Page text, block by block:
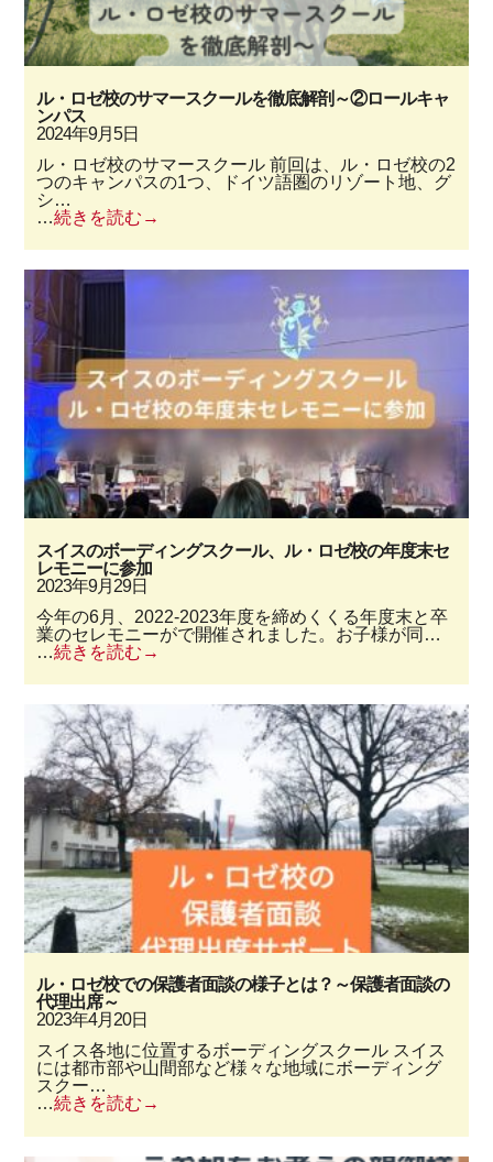
ル・ロゼ校のサマースクールを徹底解剖～②ロールキャ
ンパス
2024年9月5日
ル・ロゼ校のサマースクール 前回は、ル・ロゼ校の2
つのキャンパスの1つ、ドイツ語圏のリゾート地、グ
シ…
…続きを読む
スイスのボーディングスクール、ル・ロゼ校の年度末セ
レモニーに参加
2023年9月29日
今年の6月、2022-2023年度を締めくくる年度末と卒
業のセレモニーがで開催されました。お子様が同…
…続きを読む
ル・ロゼ校での保護者面談の様子とは？～保護者面談の
代理出席～
2023年4月20日
スイス各地に位置するボーディングスクール スイス
には都市部や山間部など様々な地域にボーディング
スクー…
…続きを読む